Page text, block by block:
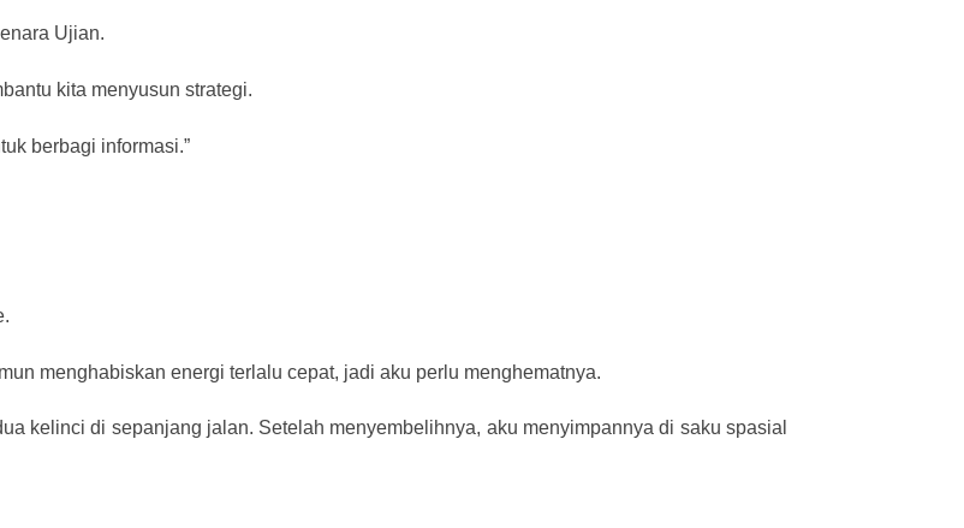
Ujian.
kita menyusun strategi.
berbagi informasi.”
menghabiskan energi terlalu cepat, jadi aku perlu menghematnya.
kelinci di sepanjang jalan. Setelah menyembelihnya, aku menyimpannya di saku spasial